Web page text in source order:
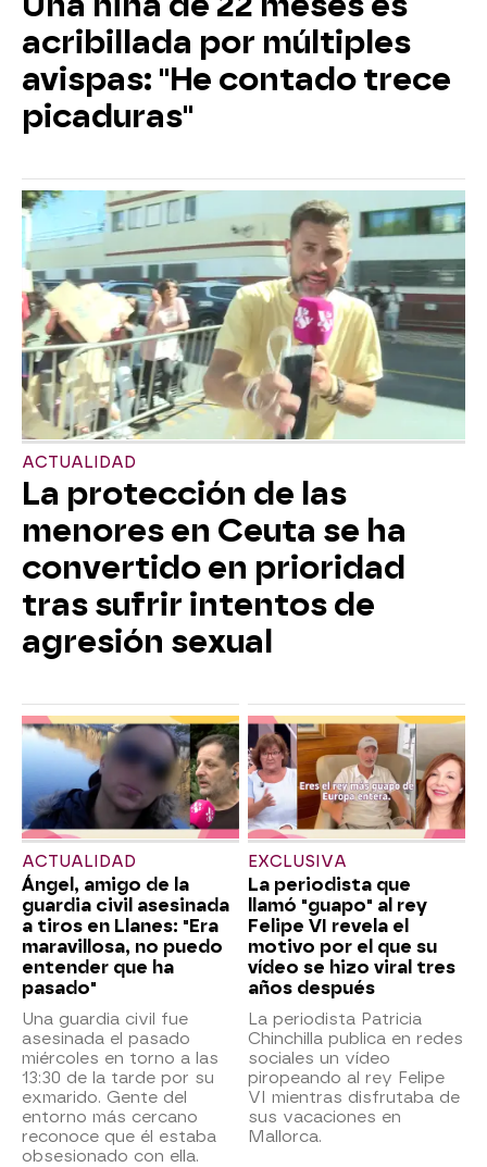
acribillada por múltiples
avispas: "He contado trece
picaduras"
ACTUALIDAD
La protección de las
menores en Ceuta se ha
convertido en prioridad
tras sufrir intentos de
agresión sexual
ACTUALIDAD
Ángel, amigo de la
guardia civil asesinada
a tiros en Llanes: "Era
maravillosa, no puedo
entender que ha
pasado"
Una guardia civil fue
asesinada el pasado
miércoles en torno a las
13:30 de la tarde por su
exmarido. Gente del
entorno más cercano
reconoce que él estaba
obsesionado con ella.
EXCLUSIVA
La periodista que
llamó "guapo" al rey
Felipe VI revela el
motivo por el que su
vídeo se hizo viral tres
años después
La periodista Patricia
Chinchilla publica en redes
sociales un vídeo
piropeando al rey Felipe
VI mientras disfrutaba de
sus vacaciones en
Mallorca.